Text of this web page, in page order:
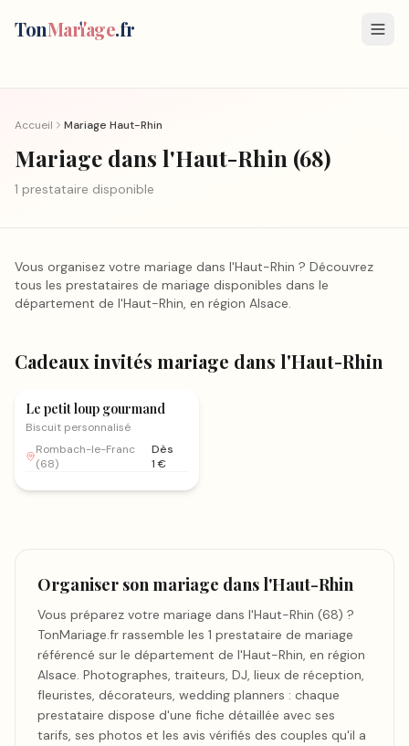
TonMariage.fr
Accueil Mariage Haut-Rhin
Mariage dans l'Haut-Rhin (68)
1 prestataire disponible
Vous organisez votre mariage dans l'Haut-Rhin ? Découvrez
tous les prestataires de mariage disponibles dans le
département de l'Haut-Rhin, en région Alsace.
Cadeaux invités mariage dans l'Haut-Rhin
Cadeaux invités mariage
Le petit loup gourmand
Biscuit personnalisé
Rombach-le-Franc
(68)
Dès
1€
Organiser son mariage dans l'Haut-Rhin
Vous préparez votre mariage dans l'Haut-Rhin (68) ?
TonMariage.fr rassemble les 1 prestataire de mariage
référencé sur le département de l'Haut-Rhin, en région
Alsace. Photographes, traiteurs, DJ, lieux de réception,
fleuristes, décorateurs, wedding planners : chaque
prestataire dispose d'une fiche détaillée avec ses
tarifs, ses photos et les avis vérifiés des couples qu'il a